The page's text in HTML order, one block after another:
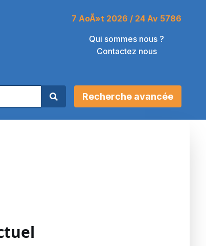
7 AoÃ»t 2026 / 24 Av 5786
Qui sommes nous ?
Contactez nous
Recherche avancée